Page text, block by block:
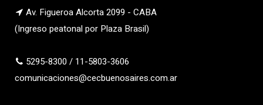
Av. Figueroa Alcorta 2099 - CABA
(Ingreso peatonal por Plaza Brasil)
5295-8300 / 11-5803-3606
comunicaciones@cecbuenosaires.com.ar